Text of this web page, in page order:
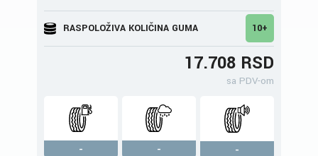
RASPOLOŽIVA KOLIČINA GUMA 10+
17.708 RSD
sa PDV-om
- -
-